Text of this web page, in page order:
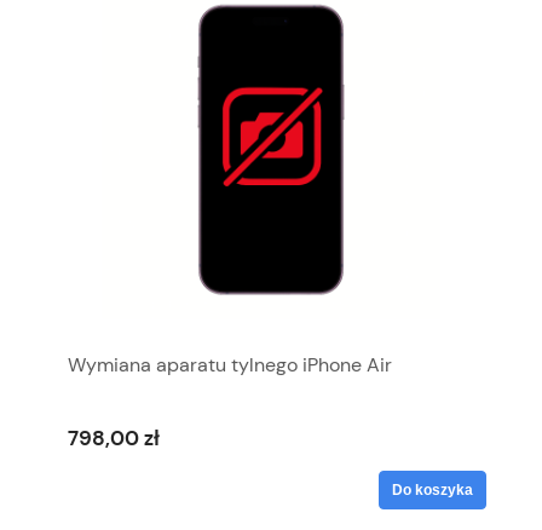
Wymiana aparatu tylnego iPhone Air
798,00 zł
Do koszyka